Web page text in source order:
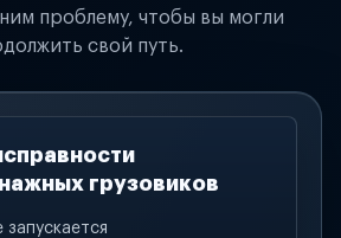
проблему, чтобы вы могли
свой путь.
грузовиков
запускается